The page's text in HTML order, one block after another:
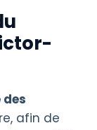
afin de